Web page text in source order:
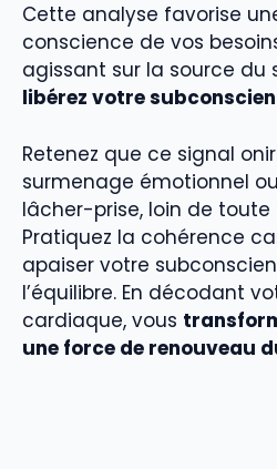
Cette analyse favorise
conscience de vos
agissant sur la source du
libérez votre
Retenez que ce signal
surmenage émotionnel
lâcher-prise, loin de
Pratiquez la cohérence
apaiser votre
l’équilibre. En décodant
cardiaque, vous
une force de renouveau